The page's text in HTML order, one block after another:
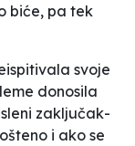
biće, pa tek
svoje
donosila
zaključak-
i ako se